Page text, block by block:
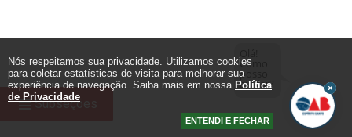
view_headlineSubseções
Nós respeitamos sua privacidade. Utilizamos cookies
para coletar estatísticas de visita para melhorar sua
experiência de navegação. Saiba mais em nossa Política
de Privacidade
ENTENDI E FECHAR
Como
posso
ajudar?